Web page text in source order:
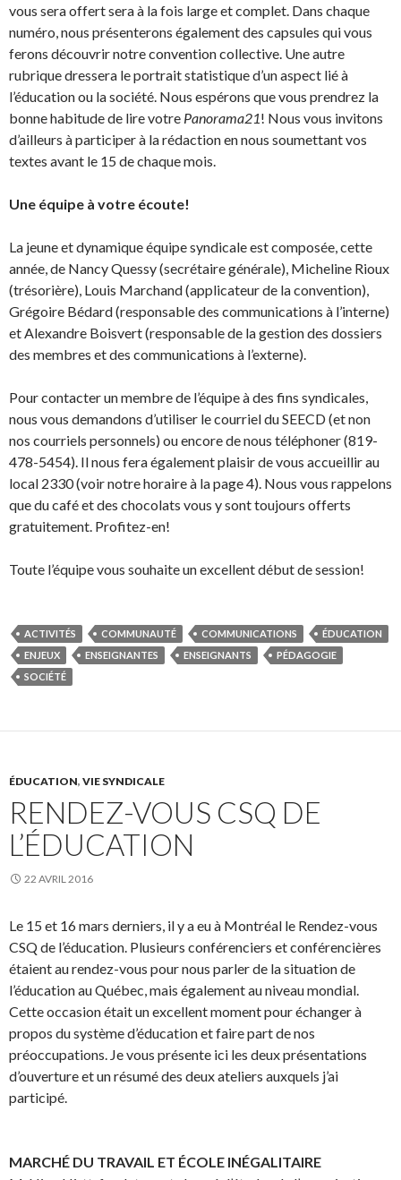
vous sera offert sera à la fois large et complet. Dans chaque
numéro, nous présenterons également des capsules qui vous
ferons découvrir notre convention collective. Une autre
rubrique dressera le portrait statistique d’un aspect lié à
l’éducation ou la société. Nous espérons que vous prendrez la
bonne habitude de lire votre Panorama21! Nous vous invitons
d’ailleurs à participer à la rédaction en nous soumettant vos
textes avant le 15 de chaque mois.
Une équipe à votre écoute!
La jeune et dynamique équipe syndicale est composée, cette
année, de Nancy Quessy (secrétaire générale), Micheline Rioux
(trésorière), Louis Marchand (applicateur de la convention),
Grégoire Bédard (responsable des communications à l’interne)
et Alexandre Boisvert (responsable de la gestion des dossiers
des membres et des communications à l’externe).
Pour contacter un membre de l’équipe à des fins syndicales,
nous vous demandons d’utiliser le courriel du SEECD (et non
nos courriels personnels) ou encore de nous téléphoner (819-
478-5454). Il nous fera également plaisir de vous accueillir au
local 2330 (voir notre horaire à la page 4). Nous vous rappelons
que du café et des chocolats vous y sont toujours offerts
gratuitement. Profitez-en!
Toute l’équipe vous souhaite un excellent début de session!
ACTIVITÉS COMMUNAUTÉ COMMUNICATIONS
ÉDUCATION
ENJEUX
ENSEIGNANTES ENSEIGNANTS
PÉDAGOGIE
SOCIÉTÉ
ÉDUCATION, VIE SYNDICALE
RENDEZ-VOUS CSQ DE
L’ÉDUCATION
22 AVRIL 2016
Le 15 et 16 mars derniers, il y a eu à Montréal le Rendez-vous
CSQ de l’éducation. Plusieurs conférenciers et conférencières
étaient au rendez-vous pour nous parler de la situation de
l’éducation au Québec, mais également au niveau mondial.
Cette occasion était un excellent moment pour échanger à
propos du système d’éducation et faire part de nos
préoccupations. Je vous présente ici les deux présentations
d’ouverture et un résumé des deux ateliers auxquels j’ai
participé.
MARCHÉ DU TRAVAIL ET ÉCOLE INÉGALITAIRE